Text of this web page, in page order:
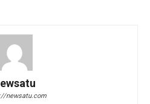
newsatu.com